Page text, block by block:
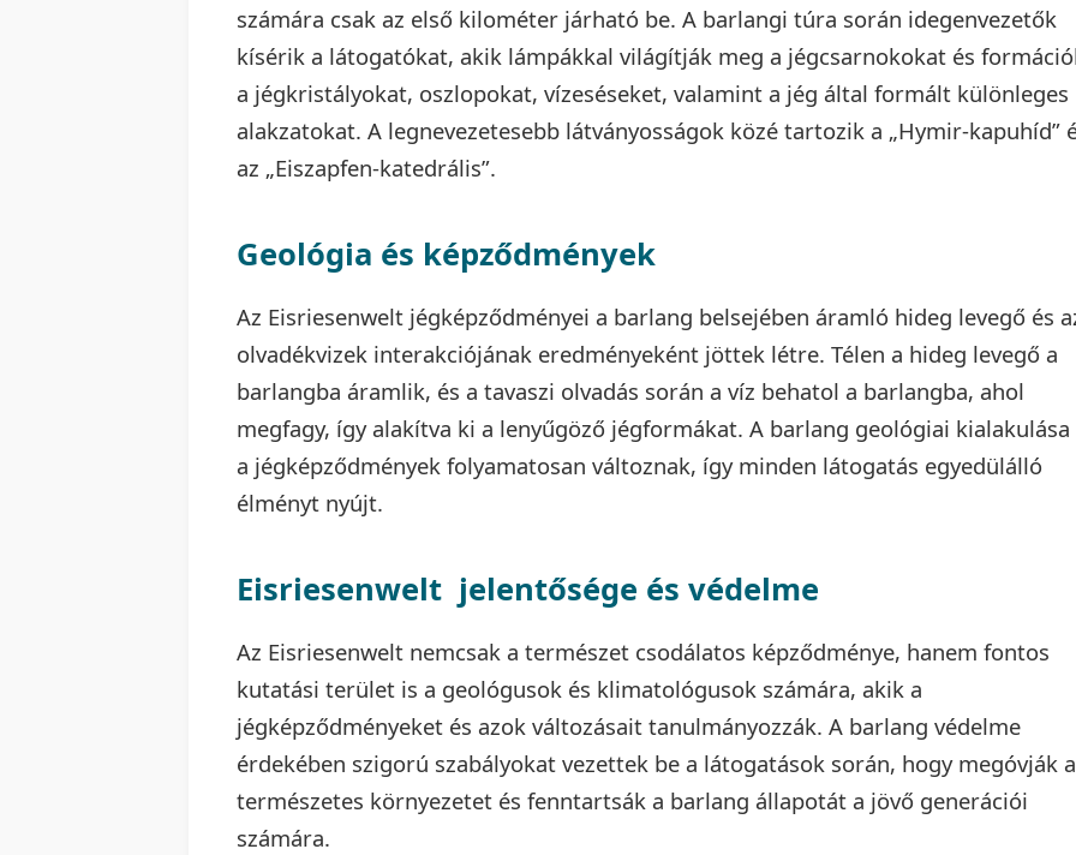
számára csak az első kilométer járható be. A barlangi túra során idegenvezetők
kísérik a látogatókat, akik lámpákkal világítják meg a jégcsarnokokat és
a jégkristályokat, oszlopokat, vízeséseket, valamint a jég által formált különleges
alakzatokat. A legnevezetesebb látványosságok közé tartozik a „Hymir-kapuhíd”
az „Eiszapfen-katedrális”.
Geológia és képződmények
Az Eisriesenwelt jégképződményei a barlang belsejében áramló hideg levegő és
olvadékvizek interakciójának eredményeként jöttek létre. Télen a hideg levegő a
barlangba áramlik, és a tavaszi olvadás során a víz behatol a barlangba, ahol
megfagy, így alakítva ki a lenyűgöző jégformákat. A barlang geológiai kialakulása
a jégképződmények folyamatosan változnak, így minden látogatás egyedülálló
élményt nyújt.
Eisriesenwelt jelentősége és védelme
Az Eisriesenwelt nemcsak a természet csodálatos képződménye, hanem fontos
kutatási terület is a geológusok és klimatológusok számára, akik a
jégképződményeket és azok változásait tanulmányozzák. A barlang védelme
érdekében szigorú szabályokat vezettek be a látogatások során, hogy megóvják a
természetes környezetet és fenntartsák a barlang állapotát a jövő generációi
számára.